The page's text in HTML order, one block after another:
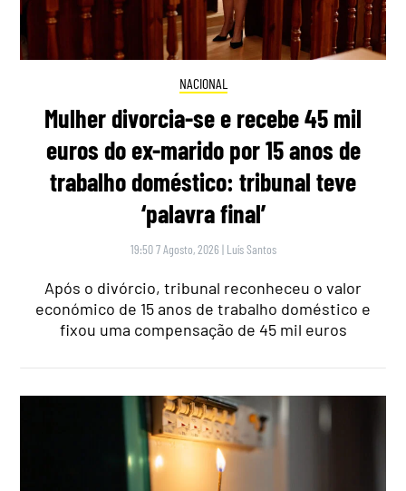
NACIONAL
Mulher divorcia-se e recebe 45 mil
euros do ex-marido por 15 anos de
trabalho doméstico: tribunal teve
‘palavra final’
19:50 7 Agosto, 2026 | Luís Santos
Após o divórcio, tribunal reconheceu o valor
económico de 15 anos de trabalho doméstico e
fixou uma compensação de 45 mil euros